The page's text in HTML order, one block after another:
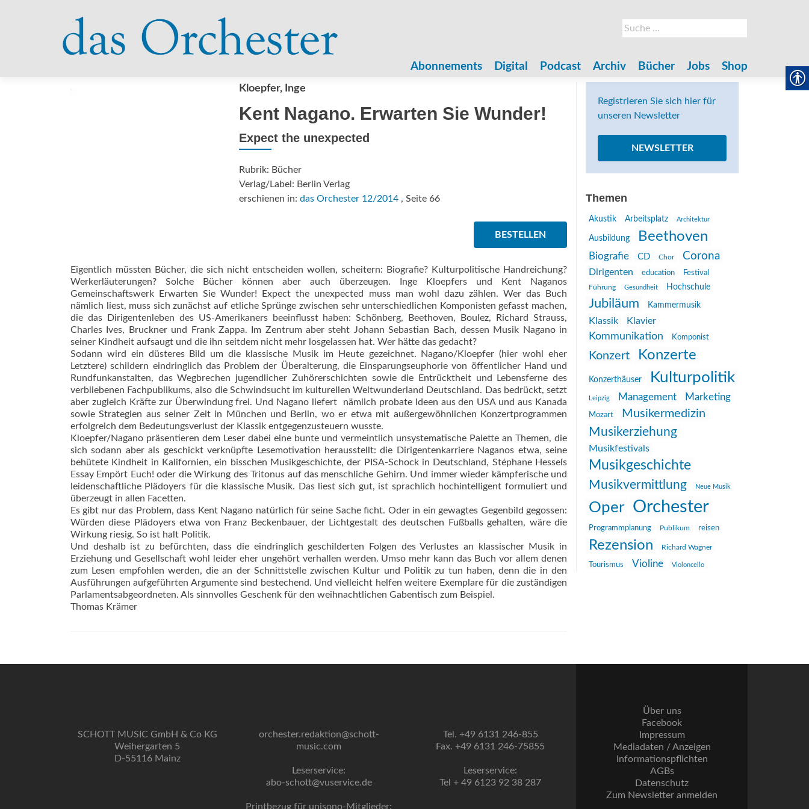
Suche
nach:
Abonnements Digital Podcast Archiv Bücher Jobs Shop
Kloepfer, Inge
Kent Nagano. Erwarten Sie Wunder!
Expect the unexpected
Rubrik: Bücher
Verlag/Label: Berlin Verlag
erschienen in: das Orchester 12/2014, Seite 66
BESTELLEN
Eigentlich müssten Bücher, die sich nicht entscheiden wollen, scheitern: Biografie? Kulturpolitische Handreichung?
Werkerläuterungen? Solche Bücher können aber auch überzeugen. Inge Kloepfers und Kent Naganos
Gemeinschaftswerk Erwarten Sie Wunder! Expect the unexpected muss man wohl dazu zählen. Wer das Buch
nämlich liest, muss sich zunächst auf etliche Sprünge zwischen sehr unterschiedlichen Komponisten gefasst machen,
die das Dirigentenleben des US-Amerikaners beeinflusst haben: Schönberg, Beethoven, Boulez, Richard Strauss,
Charles Ives, Bruckner und Frank Zappa. Im Zentrum aber steht Johann Sebastian Bach, dessen Musik Nagano in
seiner Kindheit aufsaugt und die ihn seitdem nicht mehr losgelassen hat. Wer hätte das gedacht?
Sodann wird ein düsteres Bild um die klassische Musik im Heute gezeichnet. Nagano/Kloepfer (hier wohl eher
Letztere) schildern eindringlich das Problem der Überalterung, die Einsparungseuphorie von öffentlicher Hand und
Rundfunkanstalten, das Wegbrechen jugendlicher Zuhörerschichten sowie die Entrücktheit und Lebensferne des
verbliebenen Fachpublikums, also die Schwindsucht im kulturellen Weltwunderland Deutschland. Das bedrückt, setzt
aber zugleich Kräfte zur Überwindung frei. Und Nagano liefert  nämlich probate Ideen aus den USA und aus Kanada
sowie Strategien aus seiner Zeit in München und Berlin, wo er etwa mit außergewöhnlichen Konzertprogrammen
erfolgreich dem Bedeutungsverlust der Klassik entgegenzusteuern wusste.
Kloepfer/Nagano präsentieren dem Leser dabei eine bunte und vermeintlich unsystematische Palette an Themen, die
sich sodann aber als geschickt verknüpfte Lesemotivation herausstellt: die Dirigentenkarriere Naganos etwa, seine
behütete Kindheit in Kalifornien, ein bisschen Musikgeschichte, der PISA-Schock in Deutschland, Stéphane Hessels
Essay Empört Euch! oder die Wirkung des Tritonus auf das menschliche Gehirn. Und immer wieder kämpferische und
leidenschaftliche Plädoyers für die klassische Musik. Das liest sich gut, ist sprachlich hochintelligent formuliert und
überzeugt in allen Facetten.
Es gibt nur das Problem, dass Kent Nagano natürlich für seine Sache ficht. Oder in ein gewagtes Gegenbild gegossen:
Würden diese Plädoyers etwa von Franz Beckenbauer, der Lichtgestalt des deutschen Fußballs gehalten, wäre die
Wirkung riesig. So ist halt Politik.
Und deshalb ist zu befürchten, dass die eindringlich geschilderten Folgen des Verlustes an klassischer Musik in
Erziehung und Gesellschaft wohl leider eher ungehört verhallen werden. Umso mehr kann das Buch vor allem denen
zum Lesen empfohlen werden, die an der Schnittstelle zwischen Kultur und Politik zu tun haben, denn die in den
Ausführungen aufgeführten Argumente sind bestechend. Und vielleicht helfen weitere Exemplare für die zuständigen
Parlamentsabgeordneten. Als sinnvolles Geschenk für den weihnachtlichen Gabentisch zum Beispiel.
Thomas Krämer
Registrieren Sie sich hier für
unseren Newsletter
NEWSLETTER
Themen
Akustik Arbeitsplatz Architektur
Ausbildung Beethoven
Biografie CD Chor Corona
Dirigenten education
Festival
Führung
Gesundheit Hochschule
Jubiläum Kammermusik
Klassik Klavier
Kommunikation Komponist
Konzert Konzerte
Konzerthäuser Kulturpolitik
Leipzig Management Marketing
Mozart Musikermedizin
Musikerziehung
Musikfestivals
Musikgeschichte
Musikvermittlung Neue Musik
Oper Orchester
Programmplanung Publikum reisen
Rezension Richard Wagner
Tourismus Violine Violoncello
SCHOTT MUSIC GmbH & Co KG
Weihergarten 5
D-55116 Mainz
orchester.redaktion@schott-
music.com
Leserservice:
abo-schott@vuservice.de
Printbezug für unisono-Mitglieder:
Tel. +49 6131 246-855
Fax. +49 6131 246-75855
Leserservice:
Tel + 49 6123 92 38 287
Über uns
Facebook
Impressum
Mediadaten / Anzeigen
Informationspflichten
AGBs
Datenschutz
Zum Newsletter anmelden